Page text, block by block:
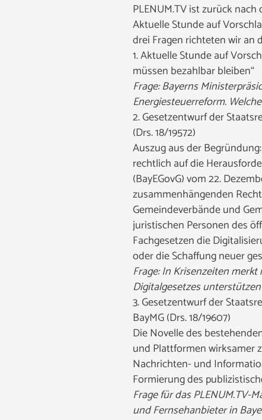
PLENUM.TV ist zurück
Aktuelle Stunde auf
drei Fragen richteten wir an
1. Aktuelle Stunde auf
müssen bezahlbar bleiben“
Frage: Bayerns
Energiesteuerreform.
2. Gesetzentwurf der
(Drs. 18/19572)
Auszug aus der
rechtlich auf die
(BayEGovG) vom 22.
zusammenhängenden
Gemeindeverbände und
juristischen Personen des
Fachgesetzen die
oder die Schaffung neuer
Frage: In Krisenzeiten
Digitalgesetzes
3. Gesetzentwurf der
BayMG (Drs. 18/19607)
Die Novelle des
und Plattformen wirksamer
Nachrichten- und
Formierung des
Frage für das PLENUM.TV-
und Fernsehanbieter in